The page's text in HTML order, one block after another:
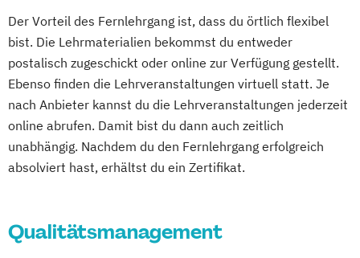
Geprüfte:r Tourismusfachwirt:in (IHK)
Geprüfte:r Veranstaltungsfachwirt:in (IHK)
Geprüfte:r Wirtschaftsfachwirt:in (IHK)
Gesunde Führung GesundheitsCoaching
Gesundheitsbetriebswirt:in
Golfbetriebsmanagement Golfsekretär:in
Hotelbetriebswirt:in
Digital Transformation and Organizational
Development
Digital User Experience (M. Sc.) 3 oder 4
Semester
Digitale Transformation kompakt
Digitales Energiemanagement
Elektrische und hybride Antriebe
Der Vorteil des Fernlehrgang ist, dass du örtlich flexibel
bist. Die Lehrmaterialien bekommst du entweder
postalisch zugeschickt oder online zur Verfügung gestellt.
Ebenso finden die Lehrveranstaltungen virtuell statt. Je
nach Anbieter kannst du die Lehrveranstaltungen jederzeit
online abrufen. Damit bist du dann auch zeitlich
unabhängig. Nachdem du den Fernlehrgang erfolgreich
absolviert hast, erhältst du ein Zertifikat.
Qualitätsmanagement